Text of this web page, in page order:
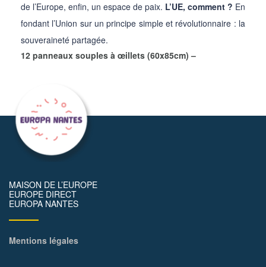
de l’Europe, enfin, un espace de paix. L’UE, comment ? En
fondant l’Union sur un principe simple et révolutionnaire : la
souveraineté partagée.
12 panneaux souples à œillets (60x85cm) –
MAISON DE L’EUROPE
EUROPE DIRECT
EUROPA NANTES
Mentions légales